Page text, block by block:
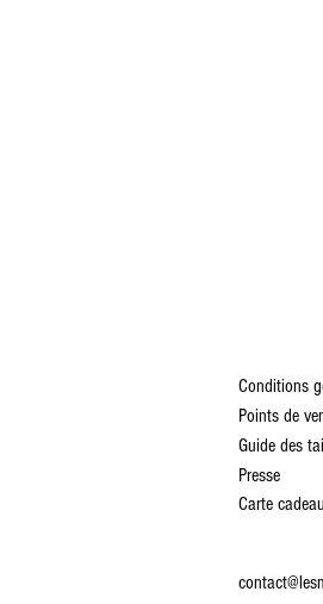
Conditions
Points de
Guide des
Presse
Carte cadeau